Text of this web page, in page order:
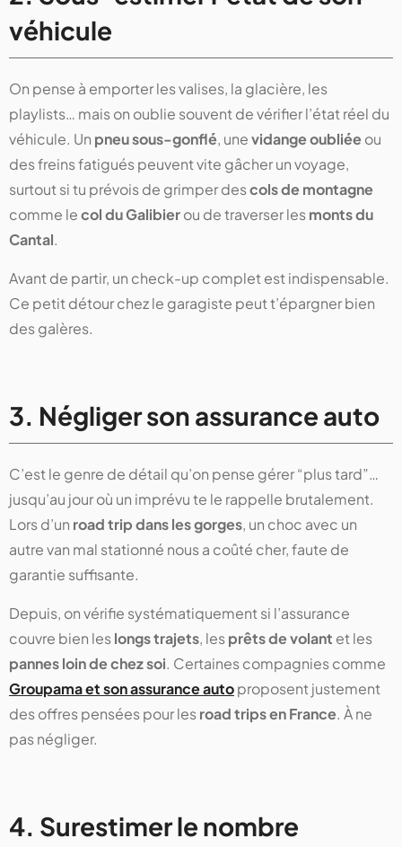
véhicule
On pense à emporter les valises, la glacière, les
playlists… mais on oublie souvent de vérifier l’état réel du
véhicule. Un pneu sous-gonflé, unevidange oubliéeou
des freins fatigués peuvent vite gâcher un voyage,
surtout si tu prévois de grimper descols de montagne
comme lecol du Galibierou de traverser lesmonts du
Cantal.
Avant de partir, un check-up complet est indispensable.
Ce petit détour chez le garagiste peut t’épargner bien
des galères.
3. Négliger son assurance auto
C’est le genre de détail qu’on pense gérer “plus tard”…
jusqu’au jour où un imprévu te le rappelle brutalement.
Lors d’un road trip dans les gorges, un choc avec un
autre van mal stationné nous a coûté cher, faute de
garantie suffisante.
Depuis, on vérifie systématiquement si l’assurance
couvre bien leslongs trajets, lesprêts de volant et les
pannes loin de chez soi. Certaines compagnies comme
Groupama et son assurance autoproposent justement
des offres pensées pour lesroad trips en France. À ne
pas négliger.
4. Surestimer le nombre